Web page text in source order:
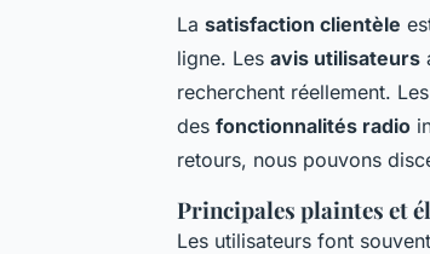
La satisfaction clientèle
ligne. Les avis utilisateurs
recherchent réellement.
des fonctionnalités radio
retours, nous pouvons
Principales plaintes et
Les utilisateurs font